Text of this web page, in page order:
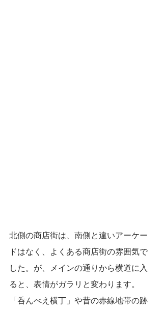
北側の商店街は、南側と違いアーケー
ドはなく、よくある商店街の雰囲気で
した。が、メインの通りから横道に入
ると、表情がガラリと変わります。
「呑んべえ横丁」や昔の赤線地帯の跡